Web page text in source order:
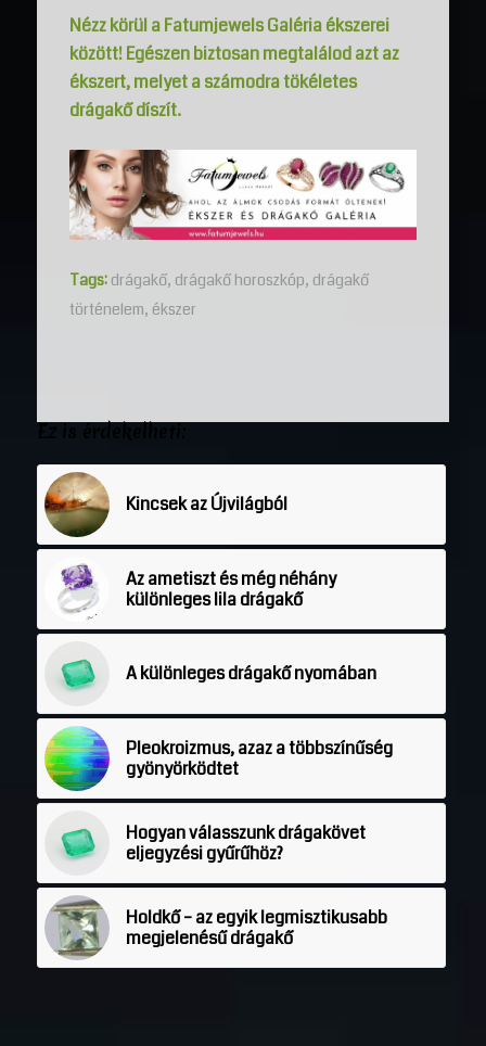
Nézz körül a Fatumjewels Galéria ékszerei
között! Egészen biztosan megtalálod azt az
ékszert, melyet a számodra tökéletes
drágakő díszít.
Tags: drágakő, drágakő horoszkóp, drágakő
történelem, ékszer
Kincsek az Újvilágból
Az ametiszt és még néhány
különleges lila drágakő
A különleges drágakő nyomában
Pleokroizmus, azaz a többszínűség
gyönyörködtet
Hogyan válasszunk drágakövet
eljegyzési gyűrűhöz?
Holdkő – az egyik legmisztikusabb
megjelenésű drágakő